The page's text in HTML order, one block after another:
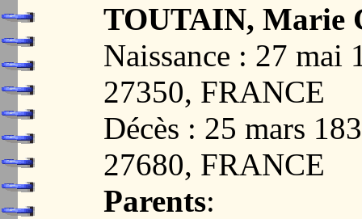
TOUTAIN, Marie
Naissance : 27
27350, FRANCE
Décès : 25 mars
27680, FRANCE
Parents: